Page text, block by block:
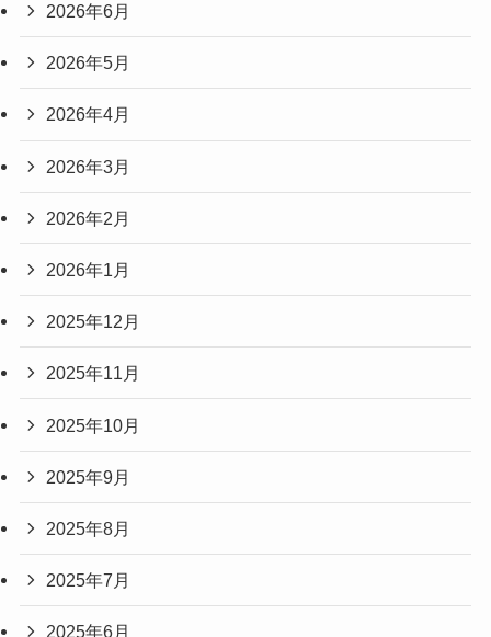
2026年6月
2026年5月
2026年4月
2026年3月
2026年2月
2026年1月
2025年12月
2025年11月
2025年10月
2025年9月
2025年8月
2025年7月
2025年6月